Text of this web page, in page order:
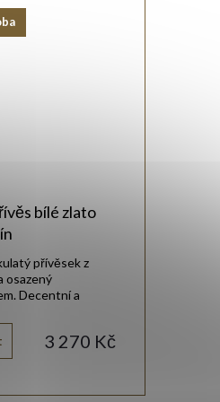
bílé zlato
3 270 Kč
přívěsek z
osazený
Decentní a